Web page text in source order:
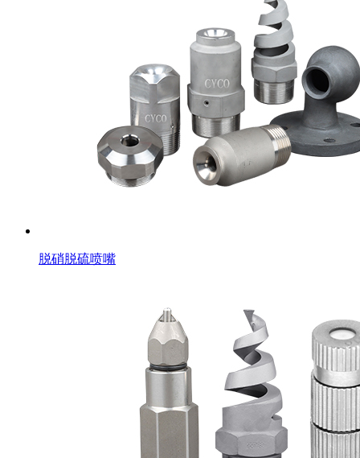
脱硝脱硫喷嘴